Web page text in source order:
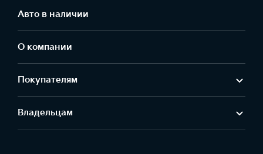
Авто в наличии
О компании
Покупателям
Владельцам